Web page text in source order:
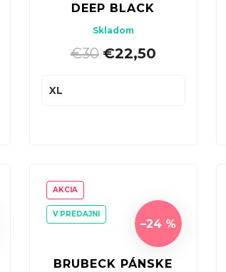
DEEP BLACK
Skladom
€30| €22,50
XL
AKCIA
V PREDAJNI
–24 %
BRUBECK PÁNSKE